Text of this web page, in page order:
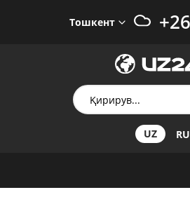
Тошкент +26
UZ RU